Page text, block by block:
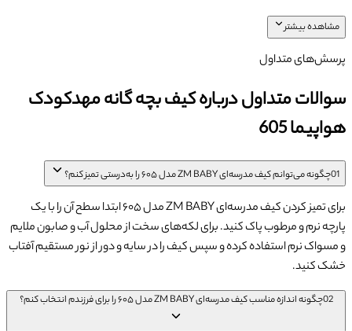
مشاهده بیشتر
پرسش‌های متداول
سوالات متداول درباره کیف بچه گانه مهدکودک
هواپیما 605
01چگونه می‌توانم کیف مدرسه‌ای ZM BABY مدل ۶۰۵ را به‌درستی تمیز کنم؟
برای تمیز کردن کیف مدرسه‌ای ZM BABY مدل ۶۰۵ ابتدا سطح آن را با یک
پارچه نرم و مرطوب پاک کنید. برای لکه‌های سخت از محلول آب و صابون ملایم
و مسواک نرم استفاده کرده و سپس کیف را در سایه و دور از نور مستقیم آفتاب
خشک کنید.
02چگونه اندازه مناسب کیف مدرسه‌ای ZM BABY مدل ۶۰۵ را برای فرزندم انتخاب کنم؟